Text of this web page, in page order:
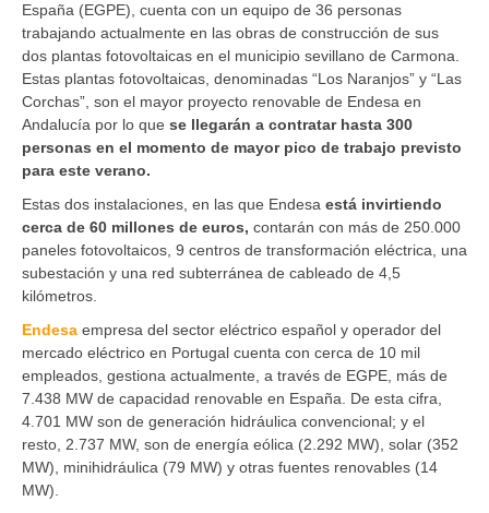
España (EGPE), cuenta con un equipo de 36 personas
trabajando actualmente en las obras de construcción de sus
dos plantas fotovoltaicas en el municipio sevillano de Carmona.
Estas plantas fotovoltaicas, denominadas “Los Naranjos” y “Las
Corchas”, son el mayor proyecto renovable de Endesa en
Andalucía por lo que se llegarán a contratar hasta 300
personas en el momento de mayor pico de trabajo previsto
para este verano.
Estas dos instalaciones, en las que Endesa está invirtiendo
cerca de 60 millones de euros, contarán con más de 250.000
paneles fotovoltaicos, 9 centros de transformación eléctrica, una
subestación y una red subterránea de cableado de 4,5
kilómetros.
Endesa empresa del sector eléctrico español y operador del
mercado eléctrico en Portugal cuenta con cerca de 10 mil
empleados, gestiona actualmente, a través de EGPE, más de
7.438 MW de capacidad renovable en España. De esta cifra,
4.701 MW son de generación hidráulica convencional; y el
resto, 2.737 MW, son de energía eólica (2.292 MW), solar (352
MW), minihidráulica (79 MW) y otras fuentes renovables (14
MW).